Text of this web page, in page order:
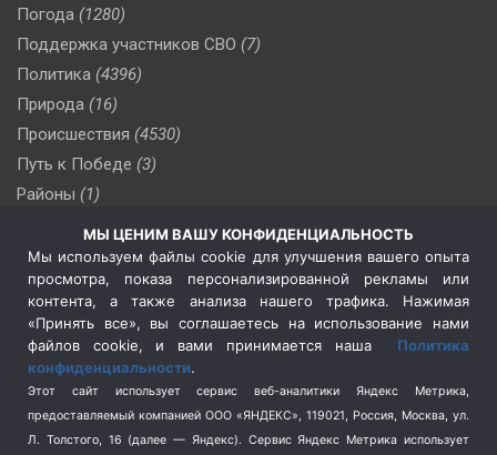
Погода (1280)
Поддержка участников СВО (7)
Политика (4396)
Природа (16)
Происшествия (4530)
Путь к Победе (3)
Районы (1)
Сельское хозяйство (3)
Социальная политика
(3)
Спецоперация в Украине
Спецоперация на Украине
(404)
Спорт (740)
Терроризм (1)
МЫ ЦЕНИМ ВАШУ КОНФИДЕНЦИАЛЬНОСТЬ
Мы используем файлы cookie для улучшения вашего опыта
просмотра, показа персонализированной рекламы или
контента, а также анализа нашего трафика. Нажимая
«Принять все», вы соглашаетесь на использование нами
файлов cookie, и вами принимается наша Политика
конфиденциальности.
Этот сайт использует сервис веб-аналитики Яндекс Метрика,
предоставляемый компанией ООО «ЯНДЕКС», 119021, Россия, Москва, ул.
Л. Толстого, 16 (далее — Яндекс). Сервис Яндекс Метрика использует